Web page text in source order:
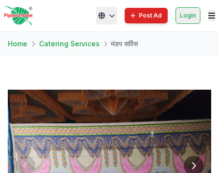
Post Ad Login
Home Catering Services मंडप सर्विस